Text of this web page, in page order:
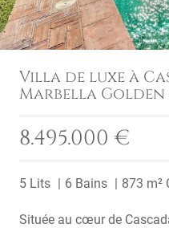
Villa de luxe à
Marbella Golden
8.495.000 €
5 Lits 6 Bains 873 m²
Située au cœur de